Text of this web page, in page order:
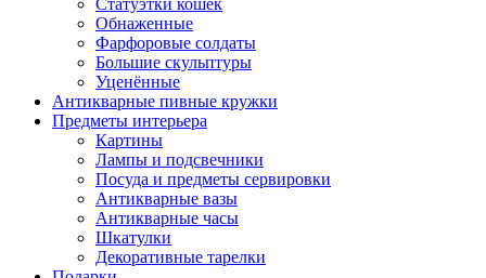
Статуэтки кошек
Обнаженные
Фарфоровые солдаты
Большие скульптуры
Уценённые
Антикварные пивные кружки
Предметы интерьера
Картины
Лампы и подсвечники
Посуда и предметы сервировки
Антикварные вазы
Антикварные часы
Шкатулки
Декоративные тарелки